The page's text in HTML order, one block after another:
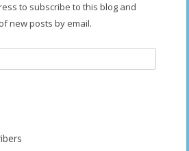
to subscribe to this blog and
new posts by email.